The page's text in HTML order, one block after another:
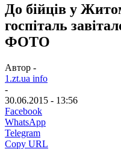
До бійців у
госпіталь
ФОТО
Автор -
1.zt.ua info
-
30.06.2015 - 13:56
Facebook
WhatsApp
Telegram
Copy URL